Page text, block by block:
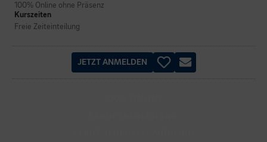
100% Online ohne Präsenz
Kurszeiten
Freie Zeiteinteilung
JETZT ANMELDEN